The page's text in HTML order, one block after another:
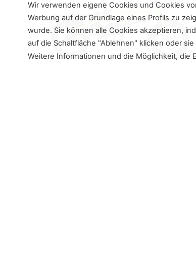
Wir verwenden eigene Cookies und Cookies
Werbung auf der Grundlage eines Profils zu
wurde. Sie können alle Cookies akzeptieren,
auf die Schaltfläche "Ablehnen" klicken oder
Weitere Informationen und die Möglichkeit, die